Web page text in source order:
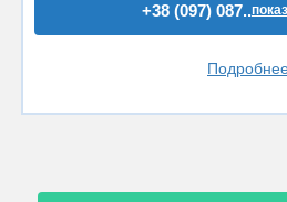
+38 (097) 087..